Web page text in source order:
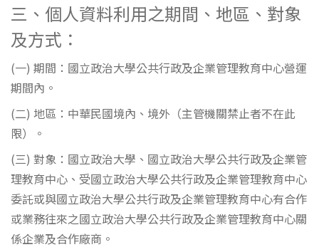
三、個人資料利用之期間、地區、對象
及方式：
(一) 期間：國立政治大學公共行政及企業管理教育中心營運
期間內。
(二) 地區：中華民國境內、境外（主管機關禁止者不在此
限）。
(三) 對象：國立政治大學、國立政治大學公共行政及企業管
理教育中心、受國立政治大學公共行政及企業管理教育中心
委託或與國立政治大學公共行政及企業管理教育中心有合作
或業務往來之國立政治大學公共行政及企業管理教育中心關
係企業及合作廠商。